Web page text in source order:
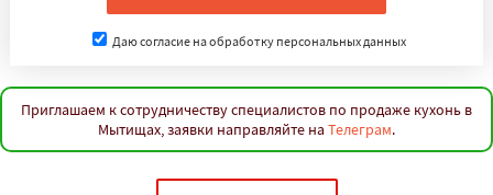
Даю согласие на обработку персональных данных
Приглашаем к сотрудничеству специалистов по продаже кухонь в
Мытищах, заявки направляйте на Телеграм.